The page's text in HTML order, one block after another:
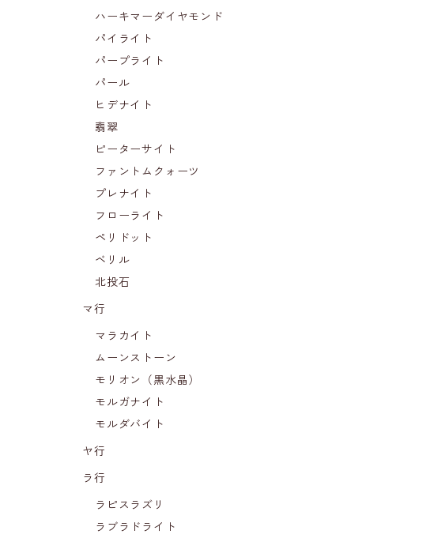
ハーキマーダイヤモンド
パイライト
パープライト
パール
ヒデナイト
翡翠
ピーターサイト
ファントムクォーツ
プレナイト
フローライト
ペリドット
ベリル
北投石
マ行
マラカイト
ムーンストーン
モリオン（黒水晶）
モルガナイト
モルダバイト
ヤ行
ラ行
ラピスラズリ
ラブラドライト